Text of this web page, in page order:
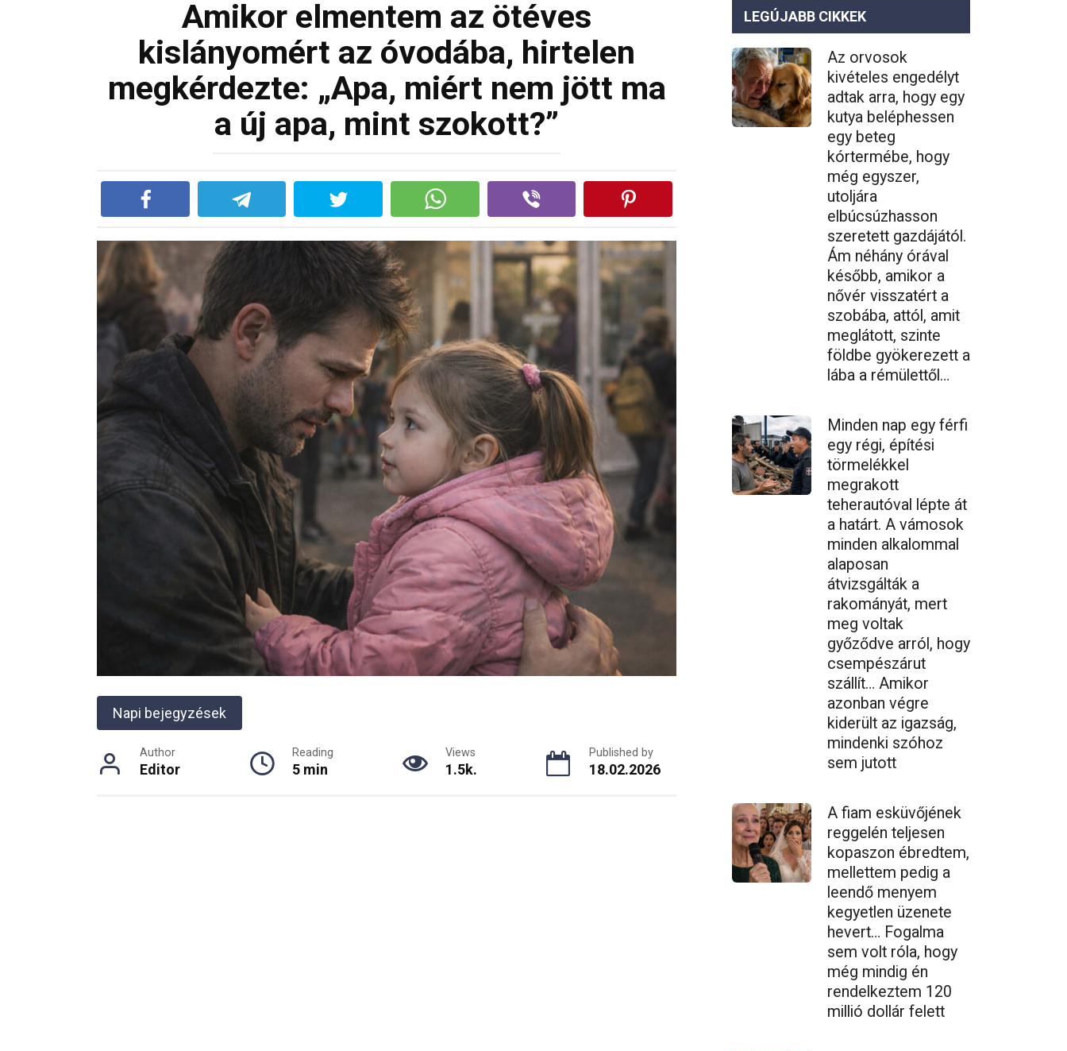
Amikor elmentem az ötéves
kislányomért az óvodába, hirtelen
megkérdezte: „Apa, miért nem jött ma
a új apa, mint szokott?”
Napi bejegyzések
Author
Editor
Reading
5 min
Views
1.5k.
Published by
18.02.2026
LEGÚJABB CIKKEK
Az orvosok
kivételes engedélyt
adtak arra, hogy egy
kutya beléphessen
egy beteg
kórtermébe, hogy
még egyszer,
utoljára
elbúcsúzhasson
szeretett gazdájától.
Ám néhány órával
később, amikor a
nővér visszatért a
szobába, attól, amit
meglátott, szinte
földbe gyökerezett a
lába a rémülettől…
Minden nap egy férfi
egy régi, építési
törmelékkel
megrakott
teherautóval lépte át
a határt. A vámosok
minden alkalommal
alaposan
átvizsgálták a
rakományát, mert
meg voltak
győződve arról, hogy
csempészárut
szállít… Amikor
azonban végre
kiderült az igazság,
mindenki szóhoz
sem jutott
A fiam esküvőjének
reggelén teljesen
kopaszon ébredtem,
mellettem pedig a
leendő menyem
kegyetlen üzenete
hevert… Fogalma
sem volt róla, hogy
még mindig én
rendelkeztem 120
millió dollár felett